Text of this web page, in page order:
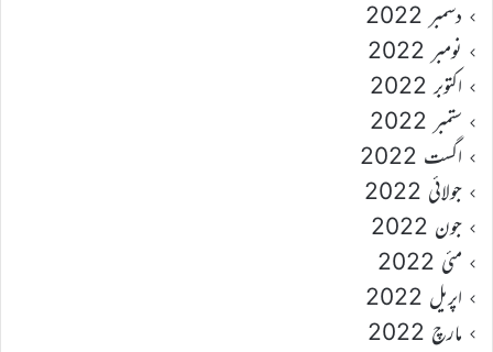
دسمبر 2022
نومبر 2022
اکتوبر 2022
ستمبر 2022
اگست 2022
جولائی 2022
جون 2022
مئی 2022
اپریل 2022
مارچ 2022